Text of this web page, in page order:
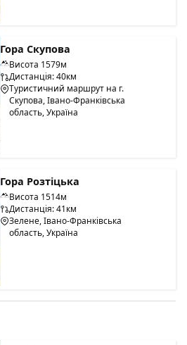
Гора Скупова
Висота 1579м
Дистанція: 40км
Туристичний маршрут на г.
Скупова, Івано-Франківська
область, Україна
Гора Розтіцька
Висота 1514м
Дистанція: 41км
Зелене, Івано-Франківська
область, Україна